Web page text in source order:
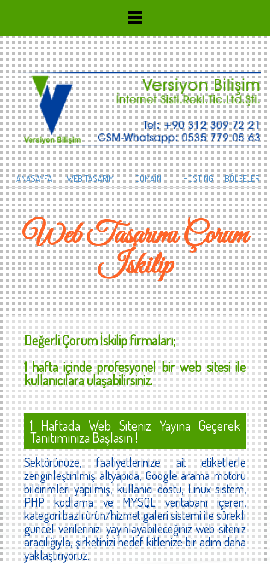
ANASAYFA WEB TASARIMI DOMAİN HOSTİNG BÖLGELER
Web Tasarımı Çorum
İskilip
DeğerliÇorum İskilipfirmaları;
1 hafta içinde profesyonel bir web sitesi ile
kullanıcılara ulaşabilirsiniz.
1 Haftada Web Siteniz Yayına Geçerek
Tanıtımınıza Başlasın !
Sektörünüze, faaliyetlerinize ait etiketlerle
zenginleştirilmiş altyapıda, Google arama motoru
bildirimleri yapılmış, kullanıcı dostu, Linux sistem,
PHP kodlama ve MYSQL veritabanı içeren,
kategori bazlı ürün/hizmet galeri sistemi ile sürekli
güncel verilerinizi yayınlayabileceğiniz web siteniz
aracılığıyla, şirketinizi hedef kitlenize bir adım daha
yaklaştırıyoruz.